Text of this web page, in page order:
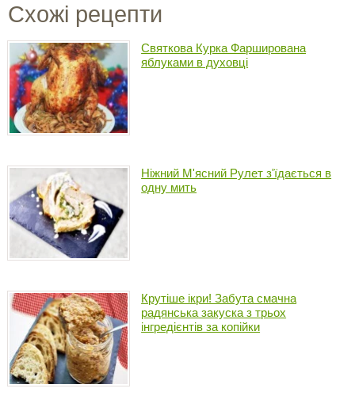
Схожі рецепти
Святкова Курка Фарширована
яблуками в духовці
Ніжний М'ясний Рулет з'їдається в
одну мить
Крутіше ікри! Забута смачна
радянська закуска з трьох
інгредієнтів за копійки